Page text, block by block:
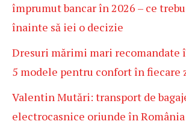
împrumut bancar în 2026 – ce
înainte să iei o decizie
Dresuri mărimi mari recomandate
5 modele pentru confort în fiecare
Valentin Mutări: transport de
electrocasnice oriunde în România